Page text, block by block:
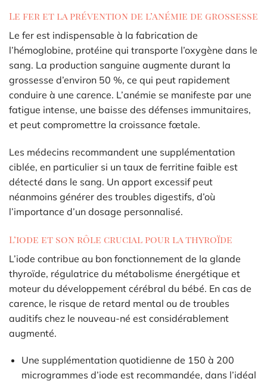
Le fer et la prévention de l’anémie de grossesse
Le fer est indispensable à la fabrication de
l’hémoglobine, protéine qui transporte l’oxygène dans le
sang. La production sanguine augmente durant la
grossesse d’environ 50 %, ce qui peut rapidement
conduire à une carence. L’anémie se manifeste par une
fatigue intense, une baisse des défenses immunitaires,
et peut compromettre la croissance fœtale.
Les médecins recommandent une supplémentation
ciblée, en particulier si un taux de ferritine faible est
détecté dans le sang. Un apport excessif peut
néanmoins générer des troubles digestifs, d’où
l’importance d’un dosage personnalisé.
L’iode et son rôle crucial pour la thyroïde
L’iode contribue au bon fonctionnement de la glande
thyroïde, régulatrice du métabolisme énergétique et
moteur du développement cérébral du bébé. En cas de
carence, le risque de retard mental ou de troubles
auditifs chez le nouveau-né est considérablement
augmenté.
Une supplémentation quotidienne de 150 à 200
microgrammes d’iode est recommandée, dans l’idéal